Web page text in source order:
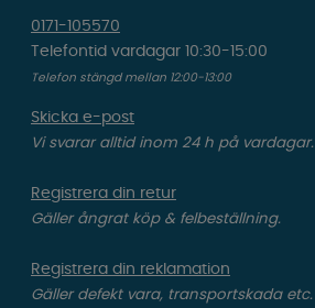
0171-105570
Telefontid vardagar 10:30-15:00
Telefon stängd mellan 12:00-13:00
Skicka e-post
Vi svarar alltid inom 24 h på vardagar.
Registrera din retur
Gäller ångrat köp & felbeställning.
Registrera din reklamation
Gäller defekt vara, transportskada etc.